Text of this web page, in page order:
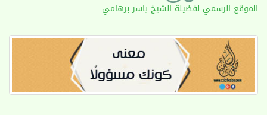
الموقع الرسمي لفضيلة الشيخ ياسر برهامي